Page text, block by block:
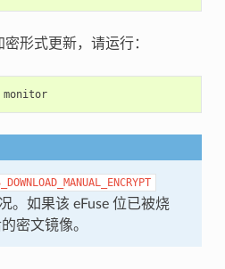
形式更新，请运行：
monitor
。如果该 eFuse 位已被烧
密文镜像。